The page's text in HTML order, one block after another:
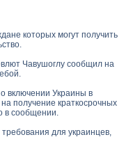
которых могут получить
Чавушоглу сообщил на
включении Украины в
получение краткосрочных
в сообщении.
для украинцев,